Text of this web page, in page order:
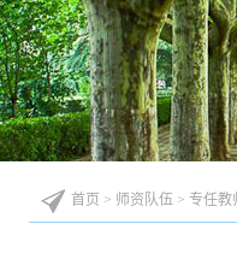
首页 > 师资队伍 > 专任教